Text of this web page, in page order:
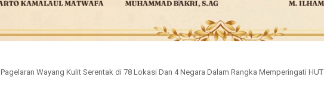
Pagelaran Wayang Kulit Serentak di 78 Lokasi Dan 4 Negara Dalam Rangka Memperingati HUT